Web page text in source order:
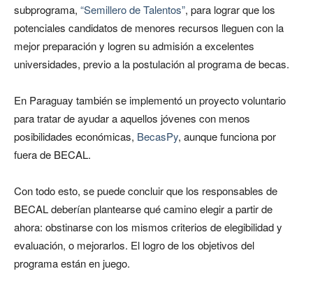
subprograma, “Semillero de Talentos”, para lograr que los
potenciales candidatos de menores recursos lleguen con la
mejor preparación y logren su admisión a excelentes
universidades, previo a la postulación al programa de becas.
En Paraguay también se implementó un proyecto voluntario
para tratar de ayudar a aquellos jóvenes con menos
posibilidades económicas, BecasPy, aunque funciona por
fuera de BECAL.
Con todo esto, se puede concluir que los responsables de
BECAL deberían plantearse qué camino elegir a partir de
ahora: obstinarse con los mismos criterios de elegibilidad y
evaluación, o mejorarlos. El logro de los objetivos del
programa están en juego.